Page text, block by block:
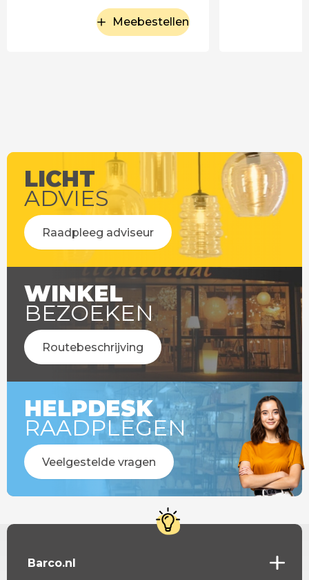
Meebestellen
LICHT
ADVIES
Raadpleeg adviseur
WINKEL
BEZOEKEN
Routebeschrijving
HELPDESK
RAADPLEGEN
Veelgestelde vragen
Barco.nl